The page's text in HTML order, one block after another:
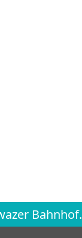
Bahnhof.